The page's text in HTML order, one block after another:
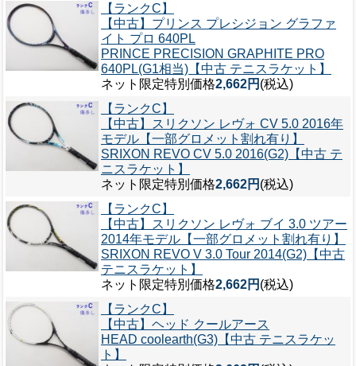
【ランクC】
【中古】プリンス プレシジョン グラファ
イト プロ 640PL
PRINCE PRECISION GRAPHITE PRO
640PL(G1相当)【中古 テニスラケット】
ネット限定特別価格2,662円 (税込)
【ランクC】
【中古】スリクソン レヴォ CV 5.0 2016年
モデル【一部グロメット割れ有り】
SRIXON REVO CV 5.0 2016(G2)【中古 テ
ニスラケット】
ネット限定特別価格2,662円 (税込)
【ランクC】
【中古】スリクソン レヴォ ブイ 3.0 ツアー
2014年モデル【一部グロメット割れ有り】
SRIXON REVO V 3.0 Tour 2014(G2)【中古
テニスラケット】
ネット限定特別価格2,662円 (税込)
【ランクC】
【中古】ヘッド クールアース
HEAD coolearth(G3)【中古 テニスラケッ
ト】